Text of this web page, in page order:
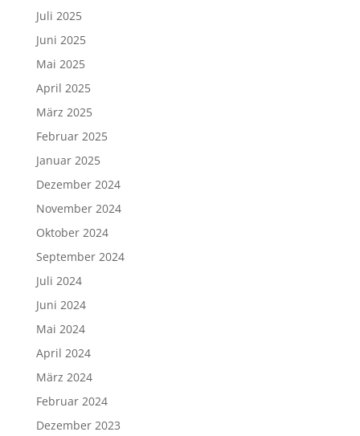
Juli 2025
Juni 2025
Mai 2025
April 2025
März 2025
Februar 2025
Januar 2025
Dezember 2024
November 2024
Oktober 2024
September 2024
Juli 2024
Juni 2024
Mai 2024
April 2024
März 2024
Februar 2024
Dezember 2023